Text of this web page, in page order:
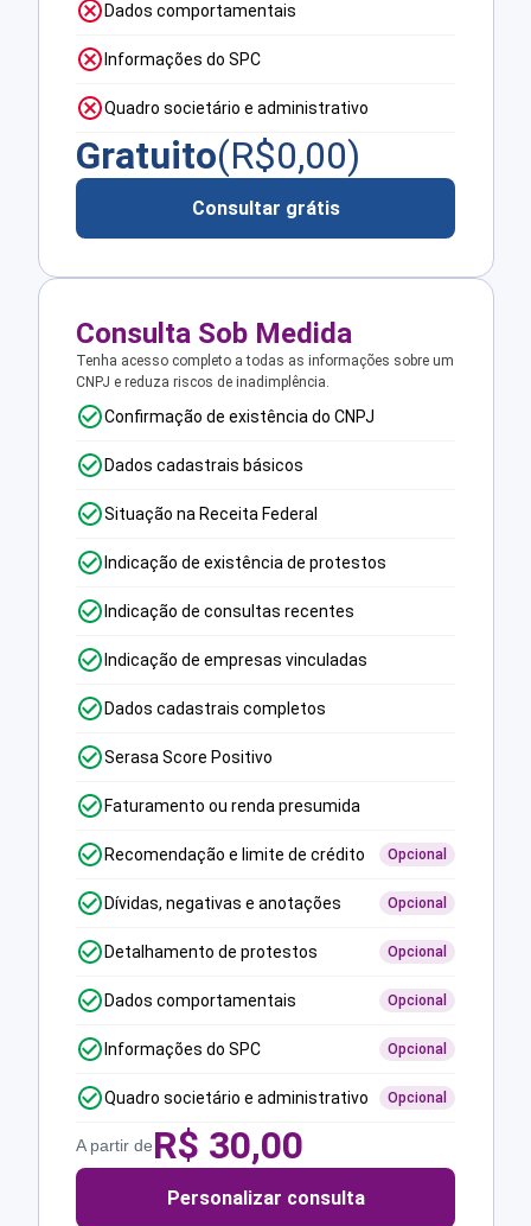
Dados comportamentais
Informações do SPC
Quadro societário e administrativo
Gratuito(R$0,00)
Consultar grátis
Consulta Sob Medida
Tenha acesso completo a todas as informações sobre um
CNPJ e reduza riscos de inadimplência.
Confirmação de existência do CNPJ
Dados cadastrais básicos
Situação na Receita Federal
Indicação de existência de protestos
Indicação de consultas recentes
Indicação de empresas vinculadas
Dados cadastrais completos
Serasa Score Positivo
Faturamento ou renda presumida
Recomendação e limite de crédito Opcional
Dívidas, negativas e anotações Opcional
Detalhamento de protestos Opcional
Dados comportamentais Opcional
Informações do SPC Opcional
Quadro societário e administrativo Opcional
A partir deR$ 30,00
Personalizar consulta